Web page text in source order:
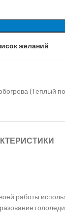
желаний
(Теплый
работы